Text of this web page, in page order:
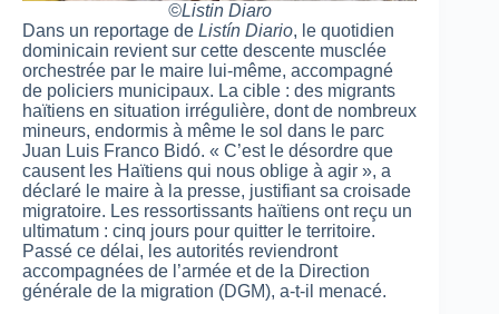
©️Listin Diaro
Dans un reportage de Listín Diario, le quotidien
dominicain revient sur cette descente musclée
orchestrée par le maire lui-même, accompagné
de policiers municipaux. La cible : des migrants
haïtiens en situation irrégulière, dont de nombreux
mineurs, endormis à même le sol dans le parc
Juan Luis Franco Bidó. « C’est le désordre que
causent les Haïtiens qui nous oblige à agir », a
déclaré le maire à la presse, justifiant sa croisade
migratoire. Les ressortissants haïtiens ont reçu un
ultimatum : cinq jours pour quitter le territoire.
Passé ce délai, les autorités reviendront
accompagnées de l’armée et de la Direction
générale de la migration (DGM), a-t-il menacé.